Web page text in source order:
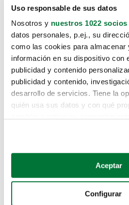
Uso responsable de sus datos
Nosotros y nuestros 1022 socios
datos personales, p.ej., su
como las cookies para almacenar
información en su dispositivo con
publicidad y contenido
publicidad y contenido,
desarrollo de servicios. Tiene la
quién usa sus datos y con qué
Si lo permite, también quisiéramos:
Recopilar información sobre
Identificar su dispositivo
Aceptar
Configurar
Lo sentimos, no
te hemos traido
Pero puedes encontrar el
buscando en alguno de estos
Coches de segunda mano
Coches de km0